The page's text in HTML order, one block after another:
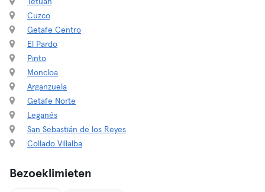
Tetuan
Cuzco
Getafe Centro
El Pardo
Pinto
Moncloa
Arganzuela
Getafe Norte
Leganés
San Sebastián de los Reyes
Collado Villalba
Bezoeklimieten